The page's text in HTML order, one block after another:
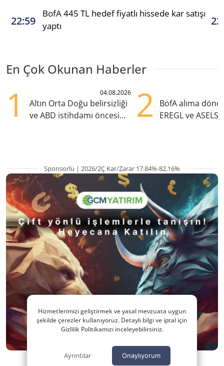
22:59
BofA 445 TL hedef fiyatlı hissede kar satışı
yaptı
En Çok Okunan Haberler
1 04.08.2026
Altın Orta Doğu belirsizliği
ve ABD istihdamı öncesi
2
BofA alıma
EREGL ve ASELS
Sponsorlu | 2026/2Ç Kar/Zarar 17.84%-82.16%
Hizmetlerimizi geliştirmek ve yasal mevzuata uygun
şekilde çerezler kullanıyoruz. Detaylı bilgi ve iptal için
Gizlilik Politikamızı inceleyebilirsiniz.
Ayrıntılar Onaylıyorum